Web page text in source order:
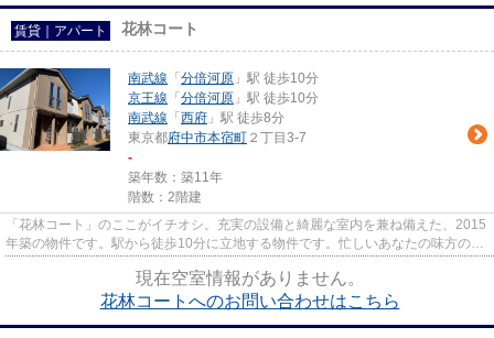
賃貸｜アパート 花林コート
南武線 「 分倍河原 」駅 徒歩10分
京王線 「 分倍河原 」駅 徒歩10分
南武線 「 西府 」駅 徒歩8分
東京都府中市本宿町 ２丁目3-7
-
築年数：築11年
階数：2階建
「花林コート」のここがイチオシ。充実の設備と綺麗な室内を兼ね備えた、2015
年築の物件です。駅から徒歩10分に立地する物件です。忙しいあなたの味方の、
現在空室情報がありません。
花林コートへのお問い合わせはこちら